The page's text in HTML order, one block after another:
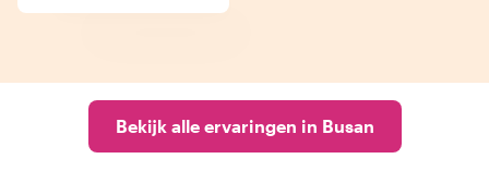
Bekijk alle ervaringen in Busan